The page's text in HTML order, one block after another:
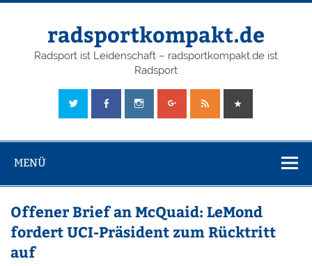
radsportkompakt.de
Radsport ist Leidenschaft – radsportkompakt.de ist
Radsport
MENÜ
Offener Brief an McQuaid: LeMond
fordert UCI-Präsident zum Rücktritt
auf